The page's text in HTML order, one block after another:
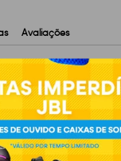
Avaliações
Easy Way CB-M2
de
e pequenos
e operação
de
contínuo de